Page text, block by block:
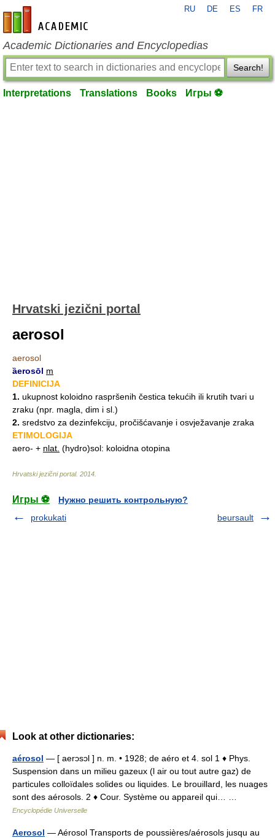
en-academic.com
RU DE ES FR
Academic Dictionaries and Encyclopedias
Search!
Interpretations Translations Books Игры ⚽
Hrvatski jezični portal
aerosol
aerosol
ȁerosōl m
DEFINICIJA
1. ukupnost koloidno raspršenih čestica tekućih ili krutih tvari u
zraku (npr. magla, dim i sl.)
2. sredstvo za dezinfekciju, pročišćavanje i osvježavanje zraka
ETIMOLOGIJA
aero- + nlat. (hydro)sol: koloidna otopina
Hrvatski jezični portal. 2014
Игры ⚽
Нужно решить контрольную?
prokukati
beursault
Look at other dictionaries:
aérosol — [ aerɔsɔl ] n. m. • 1928; de aéro et 4. sol 1 ♦ Phys.
Suspension dans un milieu gazeux (l air ou tout autre gaz) de
particules colloïdales solides ou liquides. Le brouillard, les nuages
sont des aérosols. 2 ♦ Cour. Système ou appareil qui… …
Encyclopédie Universelle
Aerosol — Aérosol Transports de poussières/aérosols jusqu au